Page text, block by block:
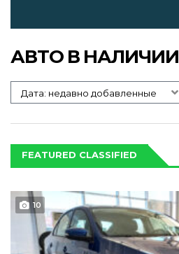
АВТО В НАЛИЧИИ
Дата: недавно добавленные
FEATURED CLASSIFIED
10